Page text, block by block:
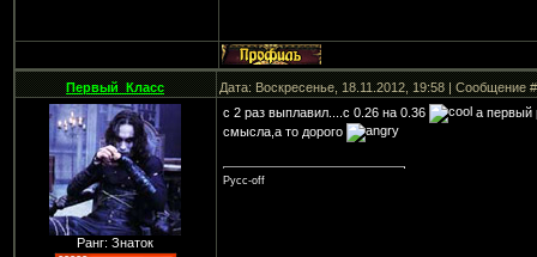
Первый_Класс Дата: Воскресенье, 18.11.2012, 19:58 | Сообщение
Ранг: Знаток
с 2 раз выплавил....с 0.26 на 0.36
а первый
смысла,а то дорого
Русс-off